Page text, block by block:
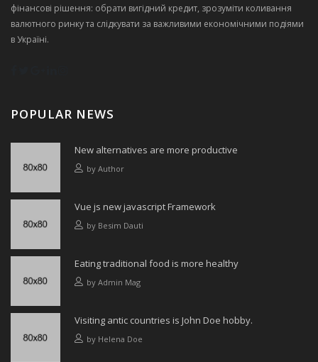
фінансові рішення: обрати вигідний кредит, зрозуміти коливання
валютного ринку та слідкувати за важливими економічними подіями
в Україні.
POPULAR NEWS
New alternatives are more productive
by Author
Vue js new javascript Framework
by Besim Dauti
Eating traditional food is more healthy
by Admin Mag
Visiting antic countries is John Doe hobby.
by Helena Doe